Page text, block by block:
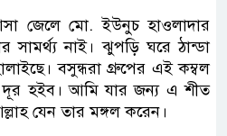
জেলে মো. ইউনুচ হাওলাদার
নাই। ঝুপড়ি ঘরে ঠান্ডা
বসুন্ধরা গ্রুপের এই কম্বল
দূর হইব। আমি যার জন্য এ শীত
যেন তার মঙ্গল করেন।